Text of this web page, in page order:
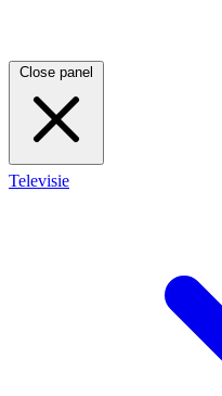
Close panel
Televisie